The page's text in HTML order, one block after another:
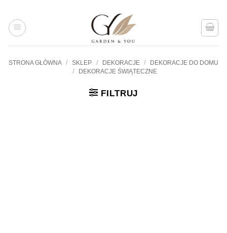
treści
STRONA GŁÓWNA / SKLEP / DEKORACJE / DEKORACJE DO DOMU
/ DEKORACJE ŚWIĄTECZNE
FILTRUJ